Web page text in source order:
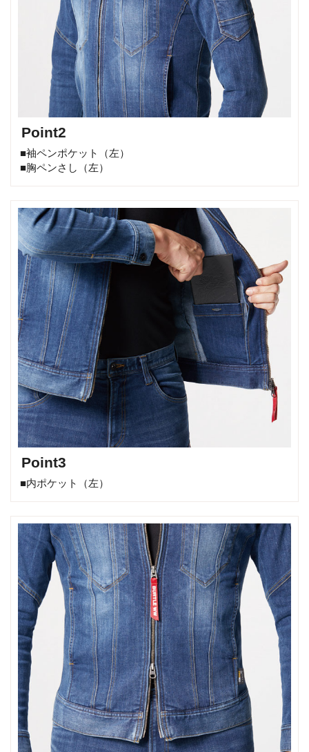
Point2
■袖ペンポケット（左）
■胸ペンさし（左）
Point3
■内ポケット（左）